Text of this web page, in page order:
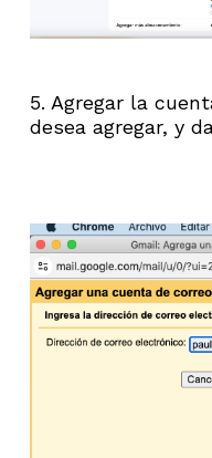
5. Agregar la
desea agregar, y